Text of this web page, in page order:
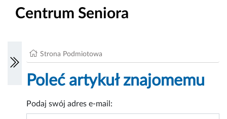
Centrum Seniora
Strona Podmiotowa
Poleć artykuł znajomemu
Podaj swój adres e-mail: